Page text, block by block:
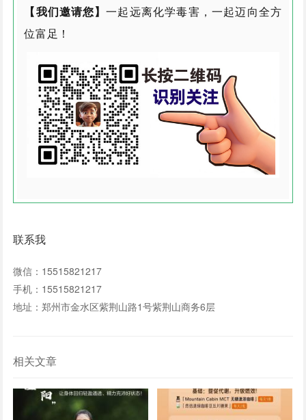
【我们邀请您】一起远离化学毒害，一起迈向全方
位富足！
联系我
微信：15515821217
手机：15515821217
地址：郑州市金水区紫荆山路1号紫荆山商务6层
相关文章